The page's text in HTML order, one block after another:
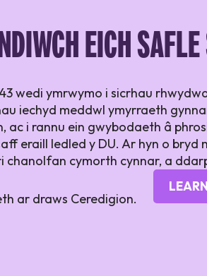
EICH
wedi ymrwymo i sicrhau
iechyd meddwl ymyrraeth
ac i rannu ein gwybodaeth â
eraill ledled y DU. Ar hyn o bryd
chanolfan cymorth cynnar, a
ar draws Ceredigion.